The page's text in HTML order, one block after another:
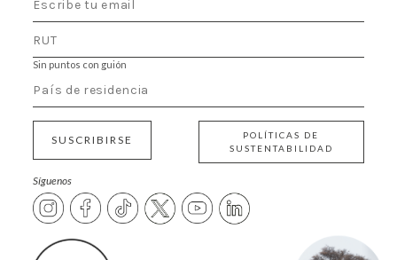
Sin puntos con guión
SUSCRIBIRSE
POLÍTICAS DE
SUSTENTABILIDAD
Síguenos